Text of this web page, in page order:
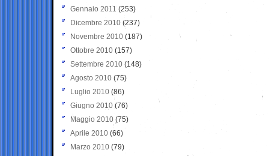
Gennaio 2011 (253)
Dicembre 2010 (237)
Novembre 2010 (187)
Ottobre 2010 (157)
Settembre 2010 (148)
Agosto 2010 (75)
Luglio 2010 (86)
Giugno 2010 (76)
Maggio 2010 (75)
Aprile 2010 (66)
Marzo 2010 (79)